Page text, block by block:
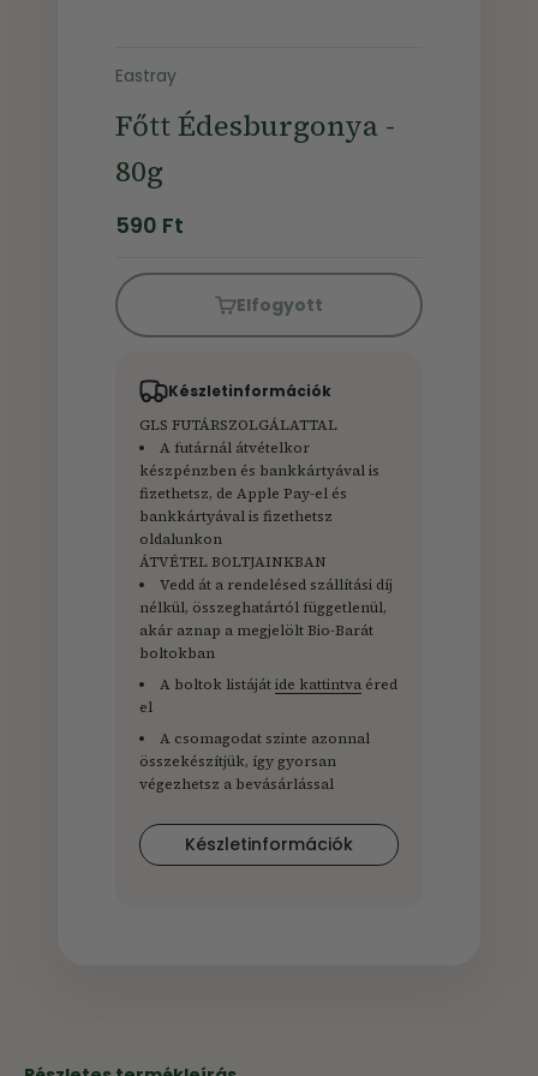
Eastray
Főtt Édesburgonya -
80g
Ár
590 Ft
Elfogyott
Készletinformációk
GLS FUTÁRSZOLGÁLATTAL
A futárnál átvételkor
készpénzben és bankkártyával is
fizethetsz, de Apple Pay-el és
bankkártyával is fizethetsz
oldalunkon
ÁTVÉTEL BOLTJAINKBAN
Vedd át a rendelésed szállítási díj
nélkül, összeghatártól függetlenül,
akár aznap a megjelölt Bio-Barát
boltokban
A boltok listájátide kattintva éred
el
A csomagodat szinte azonnal
összekészítjük, így gyorsan
végezhetsz a bevásárlással
Készletinformációk